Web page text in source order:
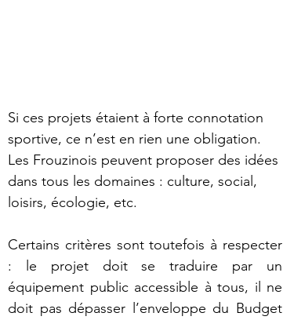
Si ces projets étaient à forte connotation
sportive, ce n’est en rien une obligation.
Les Frouzinois peuvent proposer des idées
dans tous les domaines : culture, social,
loisirs, écologie, etc.
Certains critères sont toutefois à respecter
: le projet doit se traduire par un
équipement public accessible à tous, il ne
doit pas dépasser l’enveloppe du Budget